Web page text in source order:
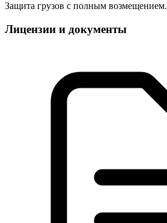
Защита грузов с полным возмещением.
Лицензии и документы